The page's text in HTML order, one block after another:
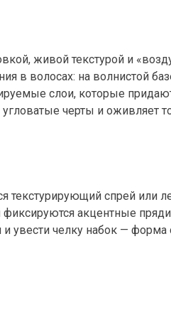
живой текстурой и
в волосах: на волнистой
слои, которые
черты и оживляет
текстурирующий спрей или
акцентные
челку набок — форма